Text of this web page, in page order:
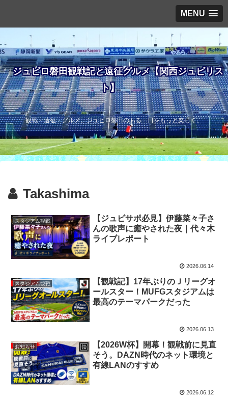
MENU
ジュビロ磐田観戦記と遠征グルメ【関西ジュビリス
ト】
観戦・遠征・グルメ。ジュビロ磐田のある一日をもっと楽しく。
Takashima
スタジアム観戦
【ジュビサポ必見】伊藤菜々子さ
んの歌声に癒やされた夜｜代々木
ライブレポート
2026.06.14
スタジアム観戦
【観戦記】17年ぶりのＪリーグオ
ールスター！MUFGスタジアムは
最高のテーマパークだった
2026.06.13
お知らせ
【2026W杯】開幕！観戦前に見直
そう。DAZN時代のネット環境と
有線LANのすすめ
2026.06.12